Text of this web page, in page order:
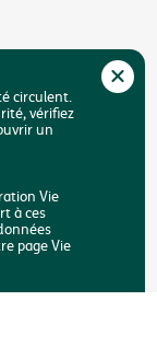
circulent.
vérifiez
un
Vie
à ces
page Vie